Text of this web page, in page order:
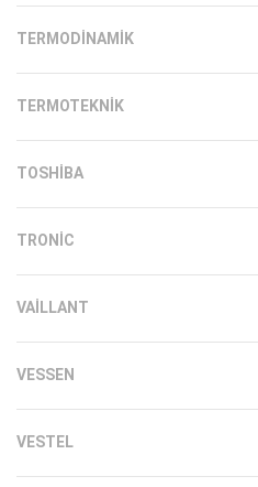
TERMODINAMIK
TERMOTEKNIK
TOSHIBA
TRONIC
VAILLANT
VESSEN
VESTEL